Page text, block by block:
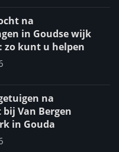
na
in Goudse wijk
zo kunt u helpen
na
Van Bergen
in Gouda